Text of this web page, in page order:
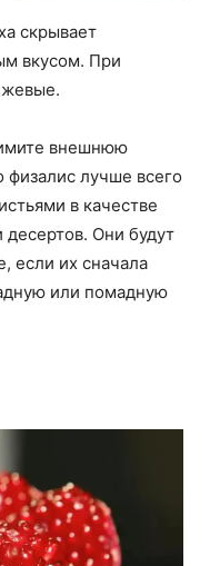
скрывает
вкусом. При
внешнюю
физалис лучше всего
в качестве
десертов. Они будут
если их сначала
или помадную